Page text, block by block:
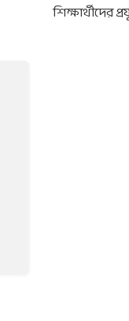
শিক্ষার্থীদের